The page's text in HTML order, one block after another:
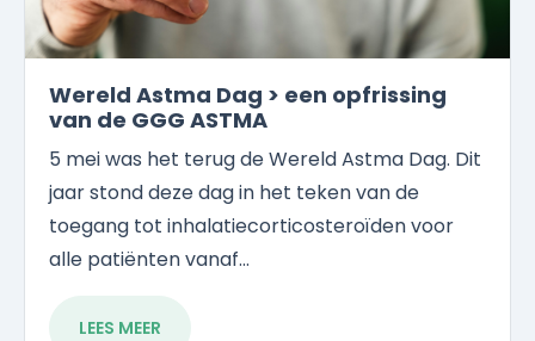
Wereld Astma Dag > een opfrissing
van de GGG ASTMA
5 mei was het terug de Wereld Astma Dag. Dit
jaar stond deze dag in het teken van de
toegang tot inhalatiecorticosteroïden voor
alle patiënten vanaf...
LEES MEER